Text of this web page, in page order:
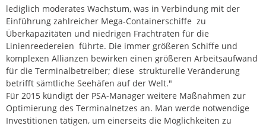
lediglich moderates Wachstum, was in Verbindung mit der
Einführung zahlreicher Mega-Containerschiffe zu
Überkapazitäten und niedrigen Frachtraten für die
Linienreedereien führte. Die immer größeren Schiffe und
komplexen Allianzen bewirken einen größeren Arbeitsaufwand
für die Terminalbetreiber; diese strukturelle Veränderung
betrifft sämtliche Seehäfen auf der Welt."
Für 2015 kündigt der PSA-Manager weitere Maßnahmen zur
Optimierung des Terminalnetzes an. Man werde notwendige
Investitionen tätigen, um einerseits die Möglichkeiten zu